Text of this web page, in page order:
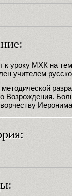
к уроку МХК на
учителем
Возрождения.